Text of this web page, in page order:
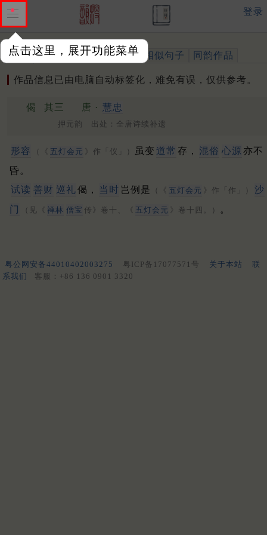
点击这里，展开功能菜单
登录
作品 标注四声 出处、引用 相似句子 同韵作品
作品信息已由电脑自动标签化，难免有误，仅供参考。
偈 其三 唐 · 慧忠
押元韵 出处：全唐诗续补遗
形容 （《 五灯会元 》作「仪」） 虽变 道常 存， 混俗 心源 亦不
昏。
试读 善财 巡礼偈， 当时 岂例是 （《 五灯会元 》作「作」）
沙
门
（见《 禅林 僧宝 传》卷十、《 五灯会元 》卷十四。） 。
粤公网安备44010402003275 粤ICP备17077571号 关于本站
联
系我们
客服：+86 136 0901 3320